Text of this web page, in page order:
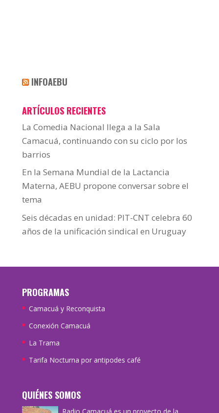
INFOAEBU
ARTÍCULOS RECIENTES
La Comedia Nacional llega a la Sala
Camacuá, continuando con su ciclo por los
barrios
En la Semana Mundial de la Lactancia
Materna, AEBU propone conversar sobre el
tema
Seis décadas en unidad: PIT-CNT celebra 60
años de la unificación sindical en Uruguay
PROGRAMAS
Camacuá y Reconquista
Conexión Camacuá
La Trama
Tarifa Nocturna por antipodes café
QUIÉNES SOMOS